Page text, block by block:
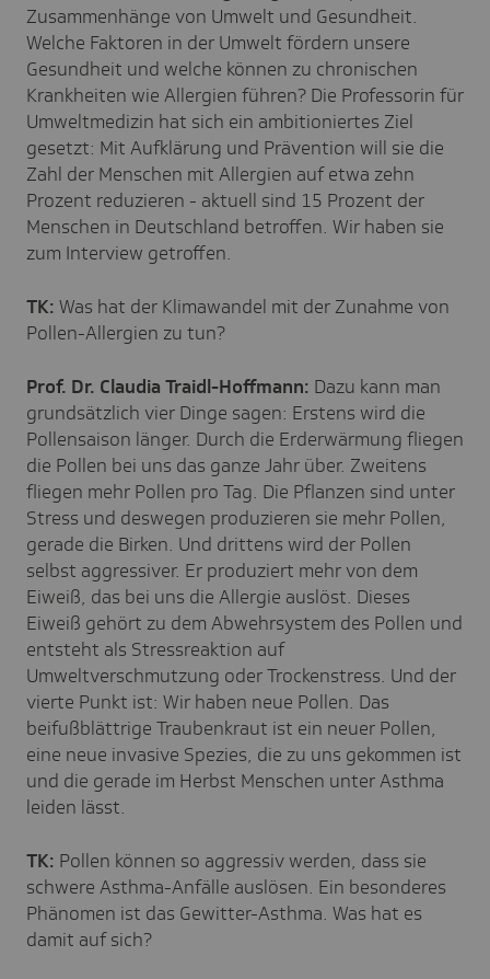
Zusammenhänge von Umwelt und Gesundheit.
Welche Faktoren in der Umwelt fördern unsere
Gesundheit und welche können zu chronischen
Krankheiten wie Allergien führen? Die Professorin für
Umweltmedizin hat sich ein ambitioniertes Ziel
gesetzt: Mit Aufklärung und Prävention will sie die
Zahl der Menschen mit Allergien auf etwa zehn
Prozent reduzieren - aktuell sind 15 Prozent der
Menschen in Deutschland betroffen. Wir haben sie
zum Interview getroffen.
TK: Was hat der Klimawandel mit der Zunahme von
Pollen-Allergien zu tun?
Prof. Dr. Claudia Traidl-Hoffmann: Dazu kann man
grundsätzlich vier Dinge sagen: Erstens wird die
Pollensaison länger. Durch die Erderwärmung fliegen
die Pollen bei uns das ganze Jahr über. Zweitens
fliegen mehr Pollen pro Tag. Die Pflanzen sind unter
Stress und deswegen produzieren sie mehr Pollen,
gerade die Birken. Und drittens wird der Pollen
selbst aggressiver. Er produziert mehr von dem
Eiweiß, das bei uns die Allergie auslöst. Dieses
Eiweiß gehört zu dem Abwehrsystem des Pollen und
entsteht als Stressreaktion auf
Umweltverschmutzung oder Trockenstress. Und der
vierte Punkt ist: Wir haben neue Pollen. Das
beifußblättrige Traubenkraut ist ein neuer Pollen,
eine neue invasive Spezies, die zu uns gekommen ist
und die gerade im Herbst Menschen unter Asthma
leiden lässt.
TK: Pollen können so aggressiv werden, dass sie
schwere Asthma-Anfälle auslösen. Ein besonderes
Phänomen ist das Gewitter-Asthma. Was hat es
damit auf sich?